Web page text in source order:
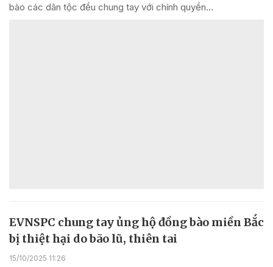
bào các dân tộc đều chung tay với chính quyền...
EVNSPC chung tay ủng hộ đồng bào miền Bắc
bị thiệt hại do bão lũ, thiên tai
15/10/2025 11:26